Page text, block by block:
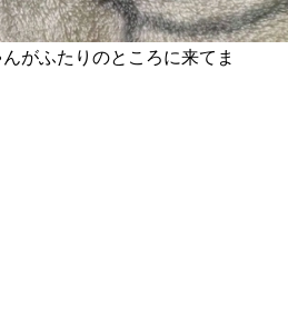
がふたりのところに来てま